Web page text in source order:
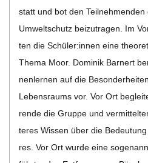
O
L
D
S
statt und bot den
Umwelt­schutz bei­zu­tra­gen. Im
ten die Schüler:innen eine
Thema Moor. Domi­nik Barn­ert
nen­ler­nen auf die
Lebens­raums vor. Vor Ort
rende die Gruppe und
te­res Wis­sen über die
res. Vor Ort wurde eine